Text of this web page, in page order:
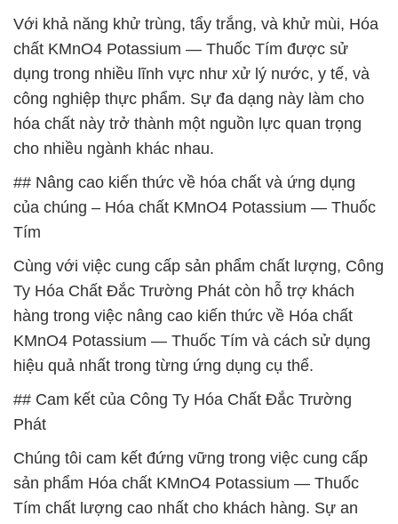
Với khả năng khử trùng, tẩy trắng, và khử mùi, Hóa
chất KMnO4 Potassium — Thuốc Tím được sử
dụng trong nhiều lĩnh vực như xử lý nước, y tế, và
công nghiệp thực phẩm. Sự đa dạng này làm cho
hóa chất này trở thành một nguồn lực quan trọng
cho nhiều ngành khác nhau.
## Nâng cao kiến thức về hóa chất và ứng dụng
của chúng – Hóa chất KMnO4 Potassium — Thuốc
Tím
Cùng với việc cung cấp sản phẩm chất lượng, Công
Ty Hóa Chất Đắc Trường Phát còn hỗ trợ khách
hàng trong việc nâng cao kiến thức về Hóa chất
KMnO4 Potassium — Thuốc Tím và cách sử dụng
hiệu quả nhất trong từng ứng dụng cụ thể.
## Cam kết của Công Ty Hóa Chất Đắc Trường
Phát
Chúng tôi cam kết đứng vững trong việc cung cấp
sản phẩm Hóa chất KMnO4 Potassium — Thuốc
Tím chất lượng cao nhất cho khách hàng. Sự an